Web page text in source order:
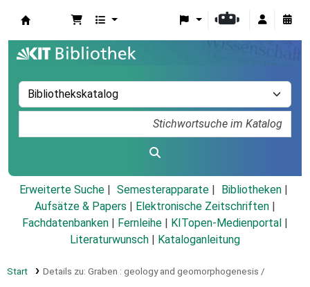
Erweiterte Suche Semesterapparate
Bibliotheken
Aufsätze & Papers
Elektronische Zeitschriften
Fachdatenbanken
Fernleihe KITopen-Medienportal
Literaturwunsch
Kataloganleitung
Start Details zu: Graben : geology and geomorphogenesis /